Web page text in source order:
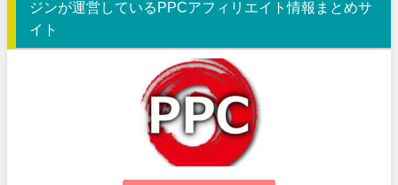
ジンが運営しているPPCアフィリエイト情報まとめサ
イト